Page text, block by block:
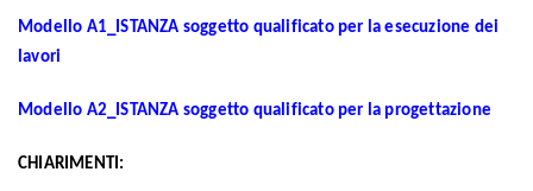
Modello A1_ISTANZA soggetto qualificato per la esecuzione dei
lavori
Modello A2_ISTANZA soggetto qualificato per la progettazione
CHIARIMENTI: